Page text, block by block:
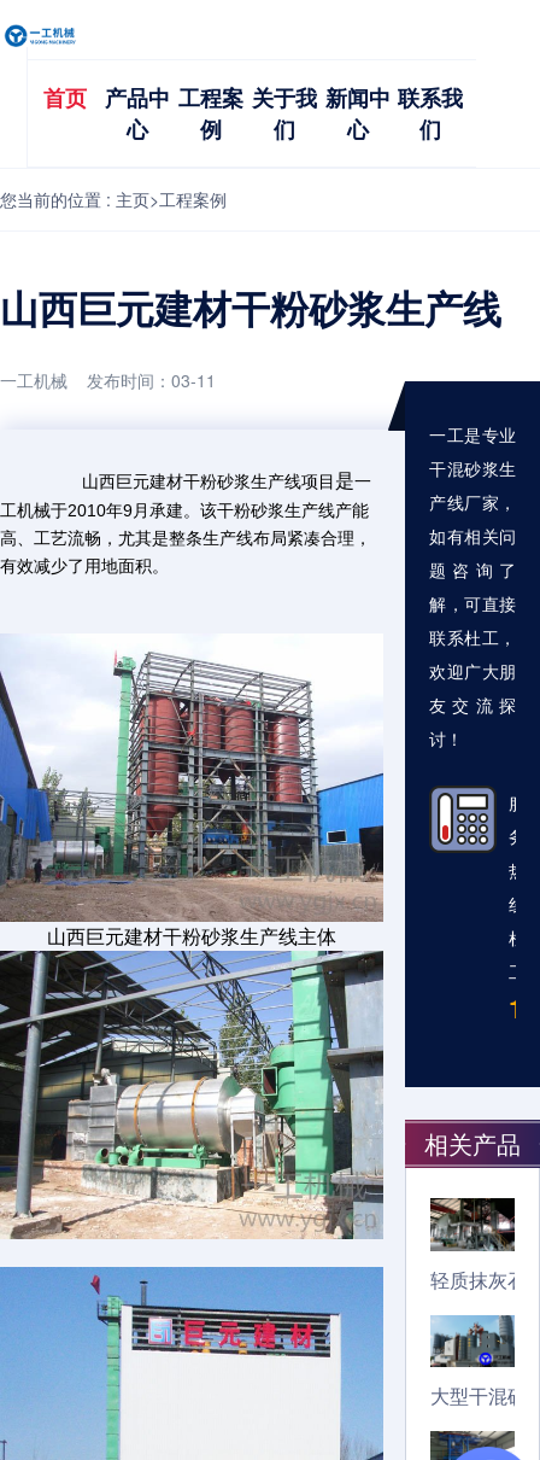
首页
产品中
心
工程案
例
关于我
们
新闻中
心
联系我
们
您当前的位置 : 主页>工程案例
山西巨元建材干粉砂浆生产线
一工机械 发布时间：03-11
山西巨元建材干粉砂浆生产线项目 是一
工机械于2010年9月承建。该干粉砂浆生产线产能
高、工艺流畅，尤其是整条生产线布局紧凑合理，
有效减少了用地面积。
山西巨元建材干粉砂浆生产线主体
一工是专业
干混砂浆生
产线厂家，
如有相关问
题咨询了
解，可直接
联系杜工，
欢迎广大朋
友交流探
讨！
服
务
热
线
杜
工
相关产品
轻质抹灰石
大型干混砂